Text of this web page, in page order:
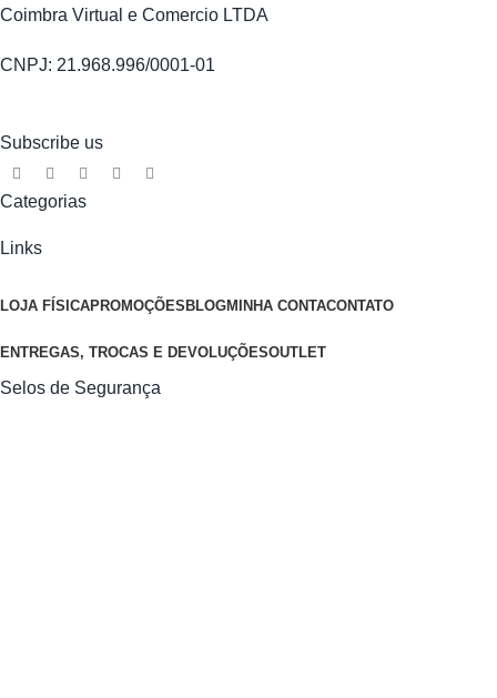
Coimbra Virtual e Comercio LTDA
CNPJ: 21.968.996/0001-01
Subscribe us
Categorias
Links
LOJA FÍSICAPROMOÇÕES BLOGMINHA CONTACONTATO
ENTREGAS, TROCAS E DEVOLUÇÕESOUTLET
Selos de Segurança